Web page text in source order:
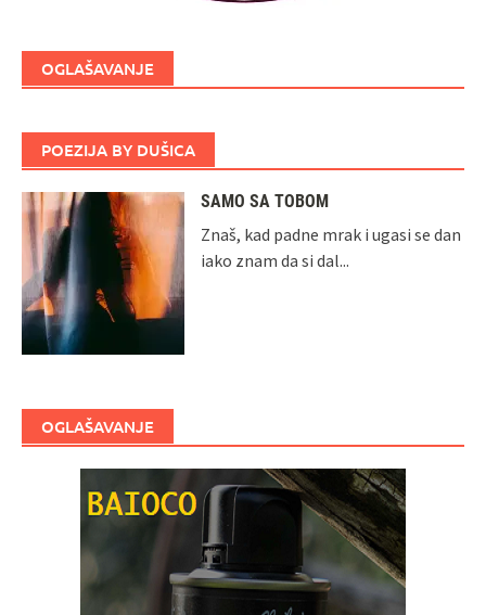
OGLAŠAVANJE
POEZIJA BY DUŠICA
SAMO SA TOBOM
Znaš, kad padne mrak i ugasi se dan
iako znam da si dal...
OGLAŠAVANJE